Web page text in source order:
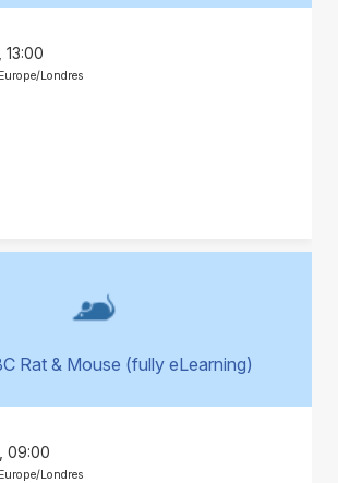
13:00
Londres
Rat & Mouse (fully eLearning)
09:00
Londres